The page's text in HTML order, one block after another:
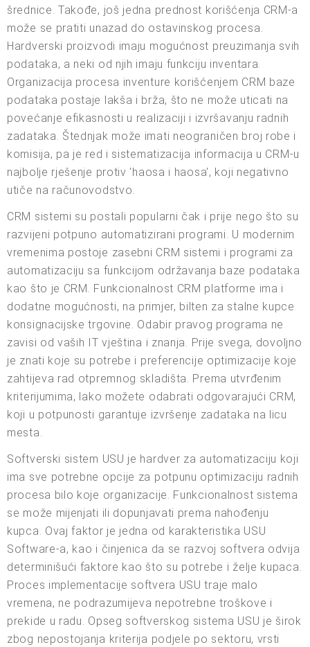
šrednice. Takođe, još jedna prednost korišćenja CRM-a
može se pratiti unazad do ostavinskog procesa.
Hardverski proizvodi imaju mogućnost preuzimanja svih
podataka, a neki od njih imaju funkciju inventara.
Organizacija procesa inventure korišćenjem CRM baze
podataka postaje lakša i brža, što ne može uticati na
povećanje efikasnosti u realizaciji i izvršavanju radnih
zadataka. Štednjak može imati neograničen broj robe i
komisija, pa je red i sistematizacija informacija u CRM-u
najbolje rješenje protiv 'haosa i haosa', koji negativno
utiče na računovodstvo.
CRM sistemi su postali popularni čak i prije nego što su
razvijeni potpuno automatizirani programi. U modernim
vremenima postoje zasebni CRM sistemi i programi za
automatizaciju sa funkcijom održavanja baze podataka
kao što je CRM. Funkcionalnost CRM platforme ima i
dodatne mogućnosti, na primjer, bilten za stalne kupce
konsignacijske trgovine. Odabir pravog programa ne
zavisi od vaših IT vještina i znanja. Prije svega, dovoljno
je znati koje su potrebe i preferencije optimizacije koje
zahtijeva rad otpremnog skladišta. Prema utvrđenim
kriterijumima, lako možete odabrati odgovarajući CRM,
koji u potpunosti garantuje izvršenje zadataka na licu
mesta.
Softverski sistem USU je hardver za automatizaciju koji
ima sve potrebne opcije za potpunu optimizaciju radnih
procesa bilo koje organizacije. Funkcionalnost sistema
se može mijenjati ili dopunjavati prema nahođenju
kupca. Ovaj faktor je jedna od karakteristika USU
Software-a, kao i činjenica da se razvoj softvera odvija
determinišući faktore kao što su potrebe i želje kupaca.
Proces implementacije softvera USU traje malo
vremena, ne podrazumijeva nepotrebne troškove i
prekide u radu. Opseg softverskog sistema USU je širok
zbog nepostojanja kriterija podjele po sektoru, vrsti